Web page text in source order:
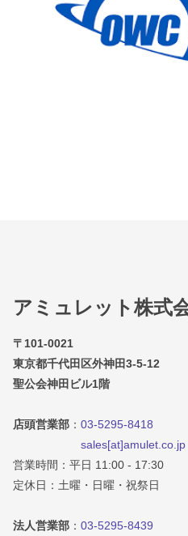
アミュレット株式
〒101-0021
東京都千代田区外神田3-5-12
聖公会神田ビル1階
店頭営業部 ： 03-5295-8418
sales[at]amulet.co.jp
営業時間：平日 11:00 - 17:30
定休日：土曜・日曜・祝祭日
法人営業部 ： 03-5295-8439